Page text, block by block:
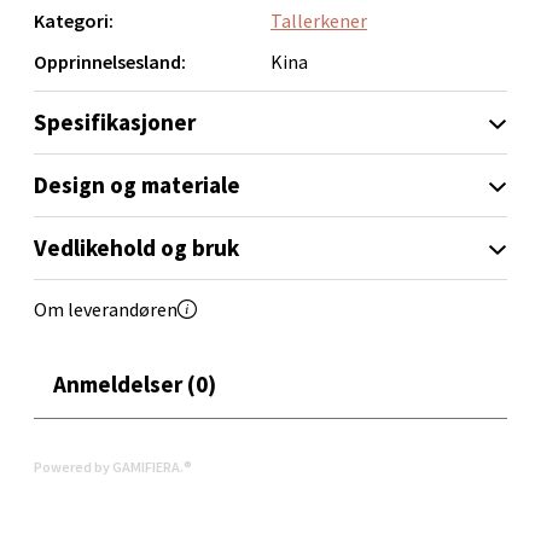
Kategori:
Tallerkener
Opprinnelsesland:
Kina
Spesifikasjoner
Design og materiale
Vedlikehold og bruk
Om leverandøren
Anmeldelser (0)
Powered by GAMIFIERA.®
Orkanger - Thon Senter Orkanger
Thon Senter Orkanger, Orkdalsveien 113, 7300
Orkanger
0 i butikk